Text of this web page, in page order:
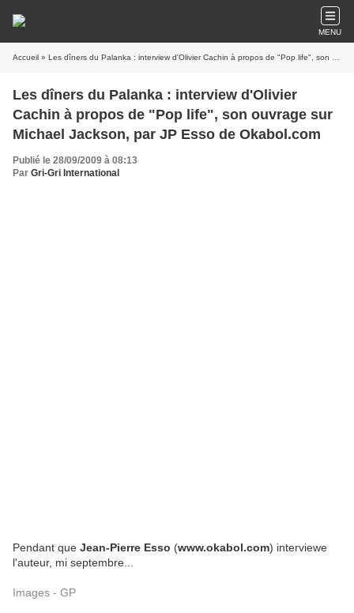
MENU
Accueil » Les dîners du Palanka : interview d'Olivier Cachin à propos de "Pop life", son ouvrage sur Michael Jackson, par JP Esso de Okabol.com
Les dîners du Palanka : interview d'Olivier
Cachin à propos de "Pop life", son ouvrage sur
Michael Jackson, par JP Esso de Okabol.com
Publié le 28/09/2009 à 08:13
Par Gri-Gri International
Pendant que Jean-Pierre Esso (www.okabol.com) interviewe
l'auteur, mi septembre...
Images - GP